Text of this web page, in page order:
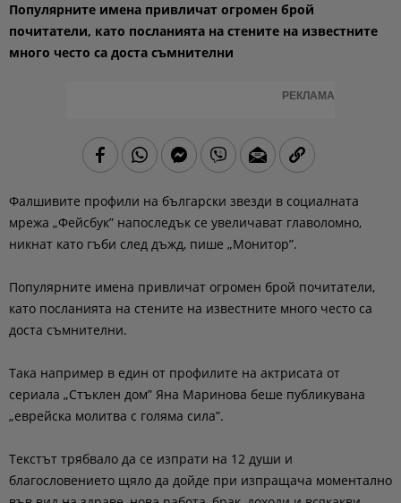
Популярните имена привличат огромен брой
почитатели, като посланията на стените на известните
много често са доста съмнителни
РЕКЛАМА
Фалшивите профили на български звезди в социалната
мрежа „Фейсбук” напоследък се увеличават главоломно,
никнат като гъби след дъжд, пише „Монитор”.
Популярните имена привличат огромен брой почитатели,
като посланията на стените на известните много често са
доста съмнителни.
Така например в един от профилите на актрисата от
сериала „Стъклен дом” Яна Маринова беше публикувана
„еврейска молитва с голяма сила”.
Текстът трябвало да се изпрати на 12 души и
благословението щяло да дойде при изпращача моментално